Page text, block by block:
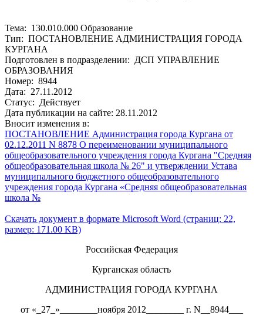
Тема: 130.010.000 Образование
Тип: ПОСТАНОВЛЕНИЕ АДМИНИСТРАЦИЯ ГОРОДА
КУРГАНА
Подготовлен в подразделении: ДСП УПРАВЛЕНИЕ
ОБРАЗОВАНИЯ
Номер: 8944
Дата: 27.11.2012
Статус: Действует
Дата публикации на сайте: 28.11.2012
Вносит изменения в:
ПОСТАНОВЛЕНИЕ Администрация города Кургана от
02.12.2011 N 8878 О переименовании муниципального
общеобразовательного учреждения города Кургана "Средняя
общеобразовательная школа № 26" и утверждении Устава
муниципального бюджетного общеобразовательного
учреждения города Кургана «Средняя общеобразовательная
школа №
Скачать документ в формате Microsoft Word (страниц: 22,
размер: 171.00 KB)
Российская Федерация
Курганская область
АДМИНИСТРАЦИЯ ГОРОДА КУРГАНА
от «_27_»________ноября 2012________ г. N__8944___